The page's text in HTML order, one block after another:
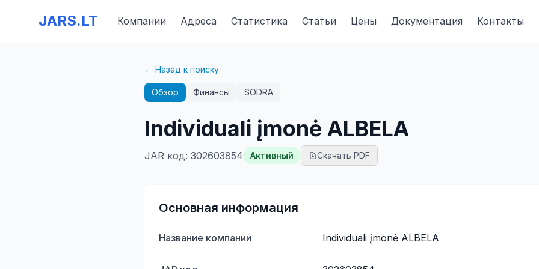
JARS.LT Компании Адреса Статистика Статьи Цены Документация Контакты
← Назад к поиску
Обзор Финансы SODRA
Individuali įmonė ALBELA
JAR код: 302603854 Активный Скачать PDF
Основная информация
Название компании Individuali įmonė ALBELA